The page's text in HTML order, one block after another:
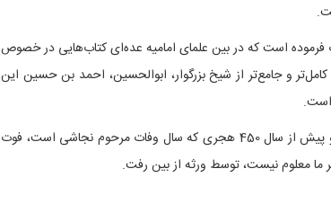
است که در بین علمای امامیه عده‌ای کتاب‌هایی در خصوص
و جامع‌تر از شیخ بزرگوار، ابوالحسین، احمد بن حسین این
است.
شد، احمد بن حسین الغضائری قبل از چهل سالگی و پیش از سال 450 هجری که سال وفات مرحوم نجاشی است، فوت
ما معلوم نیست، توسط ورثه از بین رفت.